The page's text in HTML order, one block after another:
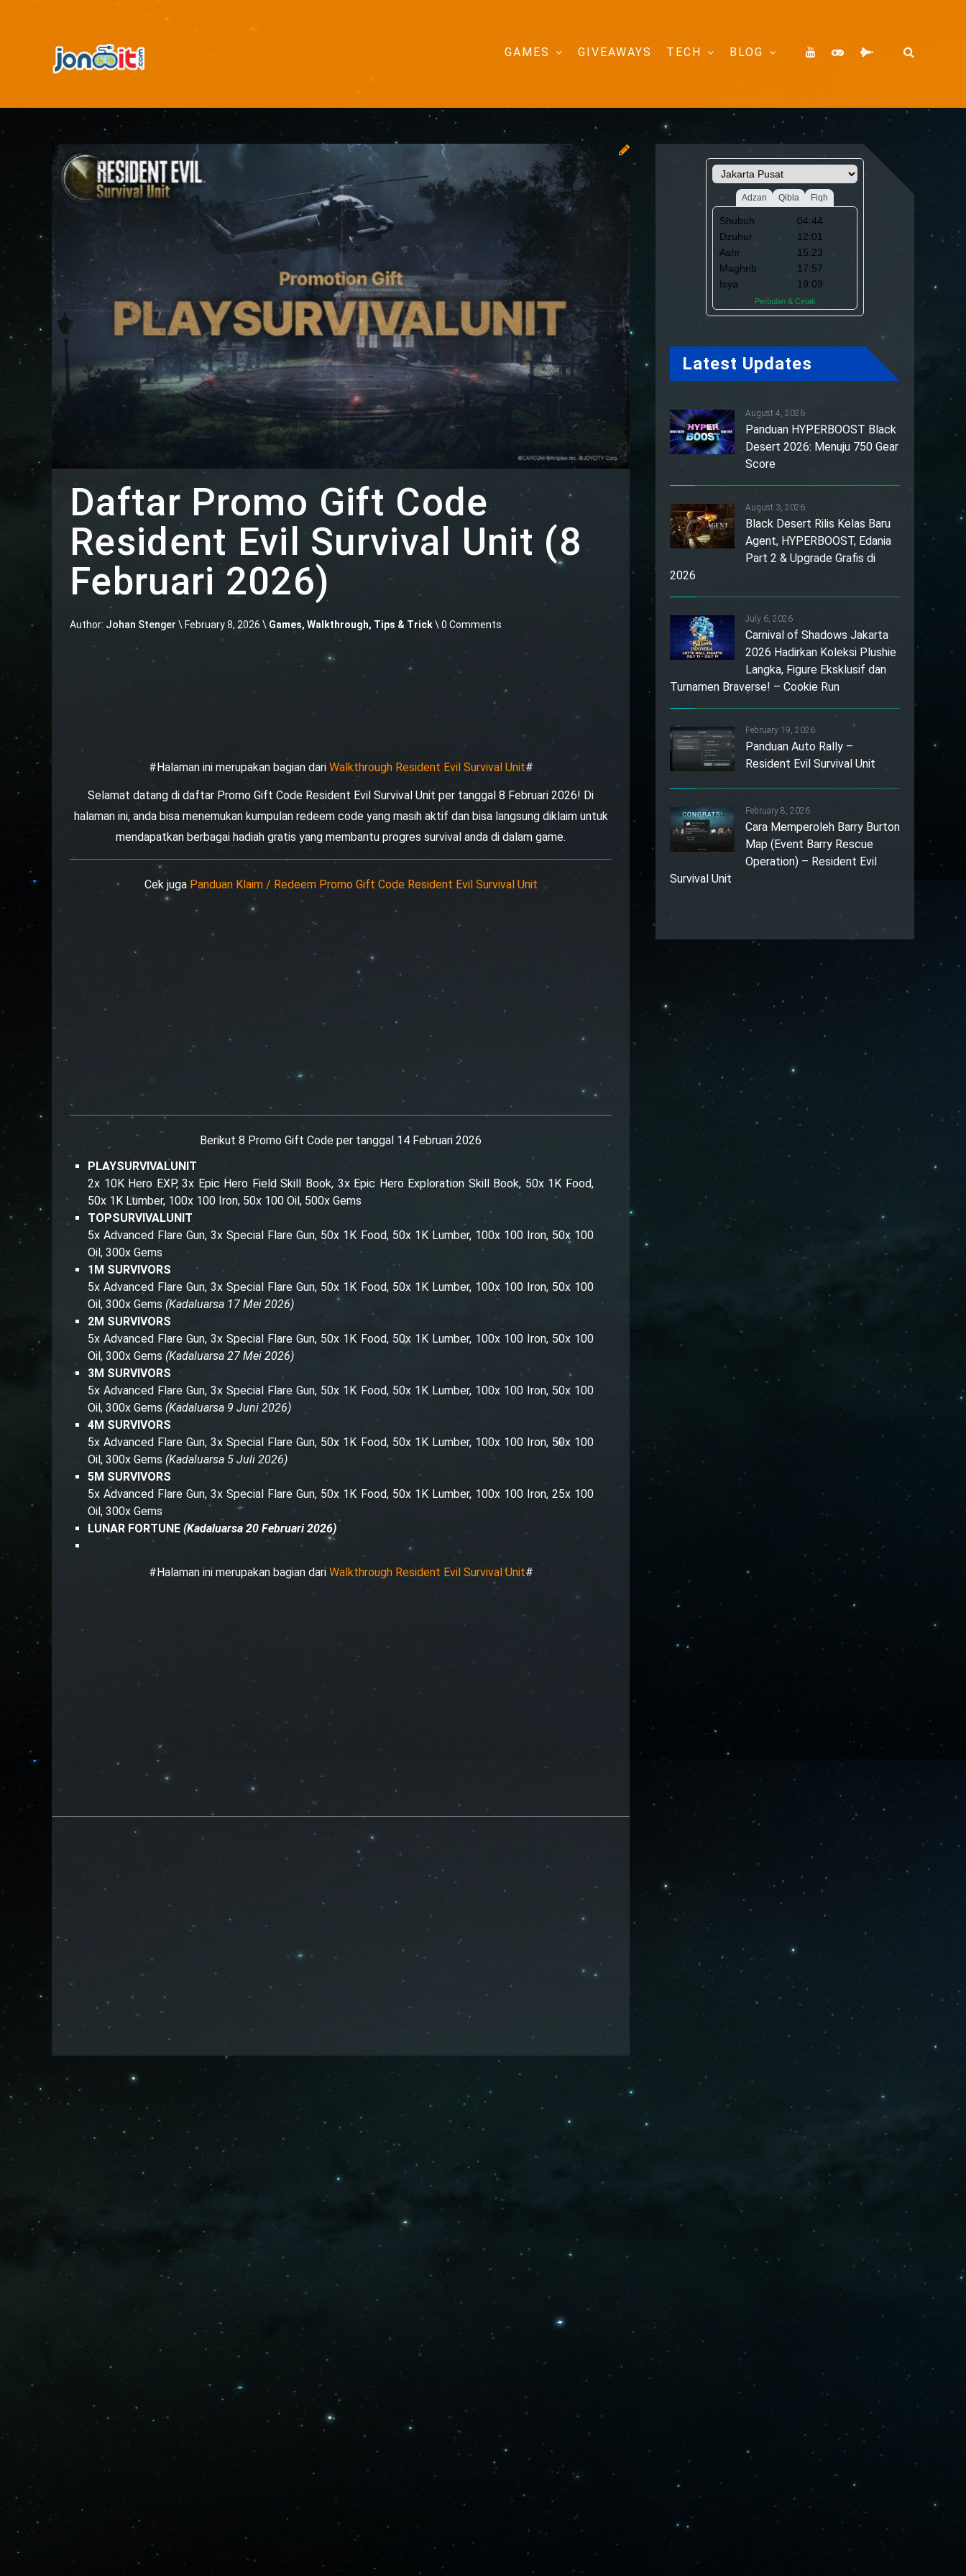
GAMES GIVEAWAYS TECH BLOG
Daftar Promo Gift Code
Resident Evil Survival Unit (8
Februari 2026)
Author: Johan Stenger \ February 8, 2026 \ Games, Walkthrough, Tips & Trick\ 0 Comments
#Halaman ini merupakan bagian dari Walkthrough Resident Evil Survival Unit#
Selamat datang di daftar Promo Gift Code Resident Evil Survival Unit per tanggal 8 Februari 2026! Di
halaman ini, anda bisa menemukan kumpulan redeem code yang masih aktif dan bisa langsung diklaim untuk
mendapatkan berbagai hadiah gratis yang membantu progres survival anda di dalam game.
Cek juga Panduan Klaim / Redeem Promo Gift Code Resident Evil Survival Unit
Berikut 8 Promo Gift Code per tanggal 14 Februari 2026
PLAYSURVIVALUNIT
2x 10K Hero EXP, 3x Epic Hero Field Skill Book, 3x Epic Hero Exploration Skill Book, 50x 1K Food,
50x 1K Lumber, 100x 100 Iron, 50x 100 Oil, 500x Gems
TOPSURVIVALUNIT
5x Advanced Flare Gun, 3x Special Flare Gun, 50x 1K Food, 50x 1K Lumber, 100x 100 Iron, 50x 100
Oil, 300x Gems
1M SURVIVORS
5x Advanced Flare Gun, 3x Special Flare Gun, 50x 1K Food, 50x 1K Lumber, 100x 100 Iron, 50x 100
Oil, 300x Gems (Kadaluarsa 17 Mei 2026)
2M SURVIVORS
5x Advanced Flare Gun, 3x Special Flare Gun, 50x 1K Food, 50x 1K Lumber, 100x 100 Iron, 50x 100
Oil, 300x Gems (Kadaluarsa 27 Mei 2026)
3M SURVIVORS
5x Advanced Flare Gun, 3x Special Flare Gun, 50x 1K Food, 50x 1K Lumber, 100x 100 Iron, 50x 100
Oil, 300x Gems (Kadaluarsa 9 Juni 2026)
4M SURVIVORS
5x Advanced Flare Gun, 3x Special Flare Gun, 50x 1K Food, 50x 1K Lumber, 100x 100 Iron, 50x 100
Oil, 300x Gems (Kadaluarsa 5 Juli 2026)
5M SURVIVORS
5x Advanced Flare Gun, 3x Special Flare Gun, 50x 1K Food, 50x 1K Lumber, 100x 100 Iron, 25x 100
Oil, 300x Gems
LUNAR FORTUNE (Kadaluarsa 20 Februari 2026)
#Halaman ini merupakan bagian dari Walkthrough Resident Evil Survival Unit#
Latest Updates
August 4, 2026
Panduan HYPERBOOST Black
Desert 2026: Menuju 750 Gear
Score
August 3, 2026
Black Desert Rilis Kelas Baru
Agent, HYPERBOOST, Edania
Part 2 & Upgrade Grafis di
2026
July 6, 2026
Carnival of Shadows Jakarta
2026 Hadirkan Koleksi Plushie
Langka, Figure Eksklusif dan
Turnamen Braverse! – Cookie Run
February 19, 2026
Panduan Auto Rally –
Resident Evil Survival Unit
February 8, 2026
Cara Memperoleh Barry Burton
Map (Event Barry Rescue
Operation) – Resident Evil
Survival Unit